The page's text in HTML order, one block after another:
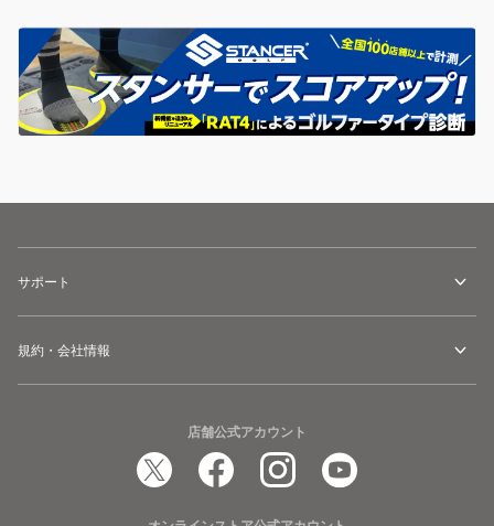
サポート
規約・会社情報
店舗公式アカウント